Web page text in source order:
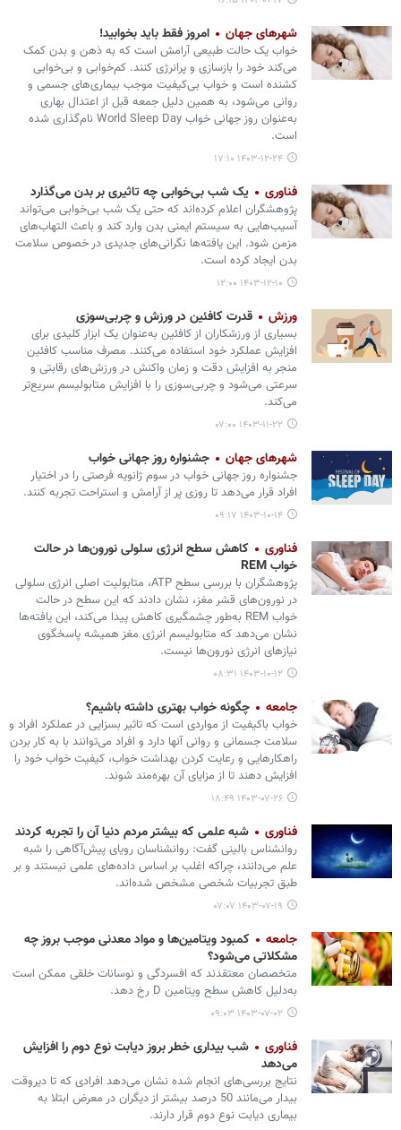
شهرهای جهان امروز فقط باید بخوابید!
خواب یک حالت طبیعی آرامش است که به ذهن و بدن کمک
می‌کند خود را بازسازی و پرانرژی کنند. کم‌خوابی و بی‌خوابی
کشنده است و خواب بی‌کیفیت موجب بیماری‌های جسمی و
روانی می‌شود، به همین دلیل جمعه قبل از اعتدال بهاری
به‌عنوان روز جهانی خواب World Sleep Day نام‌گذاری شده
است.
۱۴۰۳-۱۲-۲۴ ۱۷:۱۰
فناوری یک شب بی‌خوابی چه تاثیری بر بدن می‌گذارد
پژوهشگران اعلام کرده‌اند که حتی یک شب بی‌خوابی می‌تواند
آسیب‌هایی به سیستم ایمنی بدن وارد کند و باعث التهاب‌های
مزمن شود. این یافته‌ها نگرانی‌های جدیدی در خصوص سلامت
بدن ایجاد کرده‌ است.
۱۴۰۳-۱۲-۱۰ ۱۲:۰۰
ورزش قدرت کافئین در ورزش و چربی‌سوزی
بسیاری از ورزشکاران از کافئین به‌عنوان یک ابزار کلیدی برای
افزایش عملکرد خود استفاده می‌کنند. مصرف مناسب کافئین
منجر به افزایش دقت و زمان واکنش در ورزش‌های رقابتی و
سرعتی می‌شود و چربی‌سوزی را با افزایش متابولیسم سریع‌تر
می‌کند.
۱۴۰۳-۱۱-۲۲ ۰۷:۰۰
شهرهای جهان جشنواره روز جهانی خواب
جشنواره روز جهانی خواب در سوم ژانویه فرصتی را در اختیار
افراد قرار می‌دهد تا روزی پر از آرامش و استراحت تجربه کنند.
۱۴۰۳-۱۰-۱۴ ۰۹:۱۷
فناوری
کاهش سطح انرژی سلولی نورون‌ها در حالت
خواب REM
پژوهشگران با بررسی سطح ATP، متابولیت اصلی انرژی سلولی
در نورون‌های قشر مغز، نشان دادند که این سطح در حالت
خواب REM به‌طور چشمگیری کاهش پیدا می‌کند، این یافته‌ها
نشان می‌دهد که متابولیسم انرژی مغز همیشه پاسخگوی
نیازهای انرژی نورون‌ها نیست.
۱۴۰۳-۱۰-۱۲ ۰۸:۳۱
جامعه چگونه خواب بهتری داشته باشیم؟
خواب باکیفیت از مواردی است که تاثیر بسزایی در عملکرد افراد و
سلامت جسمانی و روانی آنها دارد و افراد می‌توانند با به کار بردن
راهکارهایی و رعایت کردن بهداشت خواب، کیفیت خواب خود را
افزایش دهند تا از مزایای آن بهره‌مند شوند.
۱۴۰۳-۰۷-۲۶ ۱۸:۴۹
فناوری شبه علمی که بیشتر مردم دنیا آن را تجربه کردند
روانشناس بالینی گفت: روانشناسان رویای پیش‌آگاهی را شبه
علم می‌دانند، چراکه اغلب ‌بر اساس داده‌های علمی نیستند و بر
طبق تجربیات شخصی مشخص شده‌اند.
۱۴۰۳-۰۷-۱۹ ۰۷:۰۷
جامعه
کمبود ویتامین‌ها و مواد معدنی موجب بروز چه
مشکلاتی می‏‌شود؟
متخصصان معتقدند که افسردگی و نوسانات خلقی ممکن است
به‌دلیل کاهش سطح ویتامین D رخ دهد.
۱۴۰۳-۰۷-۰۲ ۰۹:۰۳
فناوری
شب بیداری خطر بروز دیابت نوع دوم را افزایش
می‌دهد
نتایج بررسی‌های انجام شده نشان می‌دهد افرادی که تا دیروقت
بیدار می‌مانند 50 درصد بیشتر از دیگران در معرض ابتلا به
بیماری دیابت نوع دوم قرار دارند.